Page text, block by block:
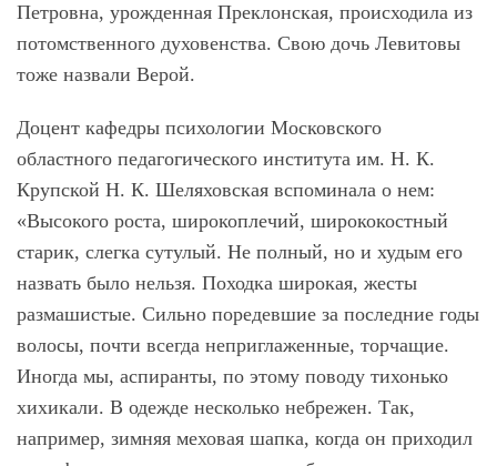
Петровна, урожденная Преклонская, происходила из
потомственного духовенства. Свою дочь Левитовы
тоже назвали Верой.
Доцент кафедры психологии Московского
областного педагогического института им. Н. К.
Крупской Н. К. Шеляховская вспоминала о нем:
«Высокого роста, широкоплечий, ширококостный
старик, слегка сутулый. Не полный, но и худым его
назвать было нельзя. Походка широкая, жесты
размашистые. Сильно поредевшие за последние годы
волосы, почти всегда неприглаженные, торчащие.
Иногда мы, аспиранты, по этому поводу тихонько
хихикали. В одежде несколько небрежен. Так,
например, зимняя меховая шапка, когда он приходил